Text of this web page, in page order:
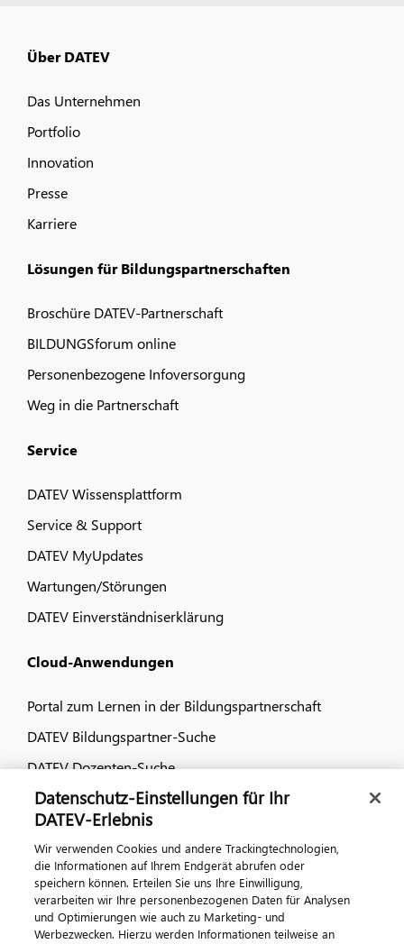
Über DATEV
Das Unternehmen
Portfolio
Innovation
Presse
Karriere
Lösungen für Bildungspartnerschaften
Broschüre DATEV-Partnerschaft
BILDUNGSforum online
Personenbezogene Infoversorgung
Weg in die Partnerschaft
Service
DATEV Wissensplattform
Service & Support
DATEV MyUpdates
Wartungen/Störungen
DATEV Einverständniserklärung
Cloud-Anwendungen
Portal zum Lernen in der Bildungspartnerschaft
DATEV Bildungspartner-Suche
DATEV Dozenten-Suche
Dialog & Medien
Veranstaltungen
DATEV magazin
DATEV-Community
Datenschutz-Einstellungen für Ihr
DATEV-Erlebnis
Wir verwenden Cookies und andere Trackingtechnologien,
die Informationen auf Ihrem Endgerät abrufen oder
speichern können. Erteilen Sie uns Ihre Einwilligung,
verarbeiten wir Ihre personenbezogenen Daten für Analysen
und Optimierungen wie auch zu Marketing- und
Werbezwecken. Hierzu werden Informationen teilweise an